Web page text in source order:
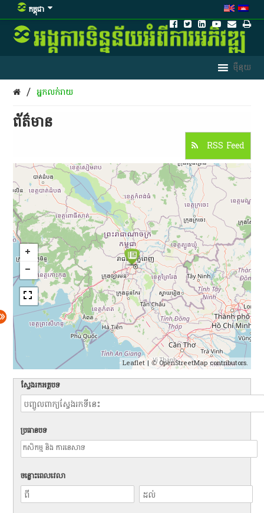
កម្ពុជា
/ អ្នកលក់រាយ
ព័ត៌មាន​
RSS Feed
Leaflet| © OpenStreetMapcontributors.
ស្វែងរកអត្ថបទ
ប្រធានបទ
ចន្លោះពេលវេលា